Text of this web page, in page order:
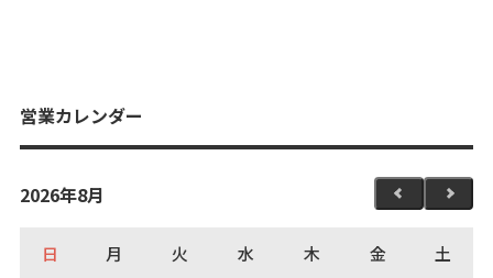
営業カレンダー
2026年8月
日 月 火 水 木 金 土